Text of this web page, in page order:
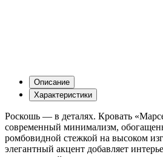
Описание
Характеристики
Роскошь — в деталях. Кровать
современный минимализм,
ромбовидной стежкой на высоком
элегантный акцент добавляет